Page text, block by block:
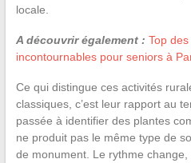
locale.
A découvrir également : Top
incontournables pour seniors à
Ce qui distingue ces activités
classiques, c’est leur rapport au
passée à identifier des plantes
ne produit pas le même type de
de monument. Le rythme